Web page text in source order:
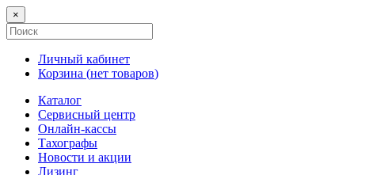
×
Личный кабинет
Корзина (нет товаров)
Каталог
Сервисный центр
Онлайн-кассы
Тахографы
Новости и акции
Лизинг